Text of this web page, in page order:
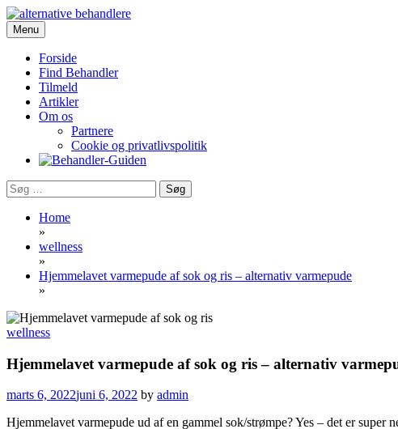
Skip
to
content
Portalen for alternativ behandling, sundhed og livskvalitet
Menu
Forside
Find Behandler
Tilmeld
Artikler
Om os
Partnere
Cookie og privatlivspolitik
Søg
efter:
Home
»
wellness
»
Hjemmelavet varmepude af sok og ris – alternativ varmepude
»
wellness
Hjemmelavet varmepude af sok og ris – alternativ
marts 6, 2022juni 6, 2022 by admin
Hjemmelavet varmepude ud af en gammel sok/strømpe? Yes – det er